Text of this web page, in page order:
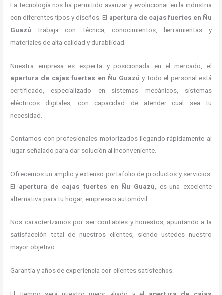
La tecnología nos ha permitido avanzar y evolucionar en la industria
con diferentes tipos y diseños. El apertura de cajas fuertes en Ñu
Guazú trabaja con técnica, conocimientos, herramientas y
materiales de alta calidad y durabilidad.
Nuestra empresa es experta y posicionada en el mercado, el
apertura de cajas fuertes en Ñu Guazú y todo el personal está
certificado, especializado en sistemas mecánicos, sistemas
eléctricos digitales, con capacidad de atender cual sea tu
necesidad.
Contamos con profesionales motorizados llegando rápidamente al
lugar señalado para dar solución al inconveniente.
Ofrecemos un amplio y extenso portafolio de productos y servicios.
El apertura de cajas fuertes en Ñu Guazú, es una excelente
alternativa para tu hogar, empresa o automóvil.
Nos caracterizamos por ser confiables y honestos, apuntando a la
satisfacción total de nuestros clientes, siendo ustedes nuestro
mayor objetivo.
Garantía y años de experiencia con clientes satisfechos.